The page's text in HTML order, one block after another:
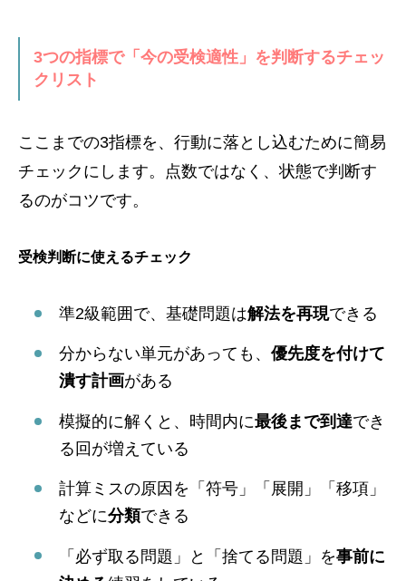
3つの指標で「今の受検適性」を判断するチェッ
クリスト
ここまでの3指標を、行動に落とし込むために簡易
チェックにします。点数ではなく、状態で判断す
るのがコツです。
受検判断に使えるチェック
準2級範囲で、基礎問題は解法を再現できる
分からない単元があっても、 優先度を付けて
潰す計画がある
模擬的に解くと、時間内に最後まで到達でき
る回が増えている
計算ミスの原因を「符号」「展開」「移項」
などに分類できる
「必ず取る問題」と「捨てる問題」を事前に